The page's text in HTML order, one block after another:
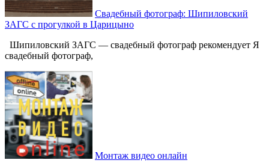
Свадебный фотограф: Шипиловский
ЗАГС с прогулкой в Царицыно
Шипиловский ЗАГС — свадебный фотограф рекомендует Я
свадебный фотограф,
Монтаж видео онлайн